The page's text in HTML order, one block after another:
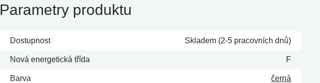
Parametry produktu
Dostupnost Skladem (2-5 pracovních dnů)
Nová energetická třída F
Barva černá